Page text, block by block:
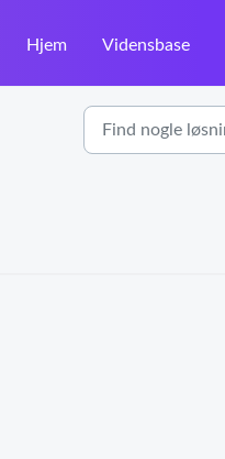
Hjem Vidensbase